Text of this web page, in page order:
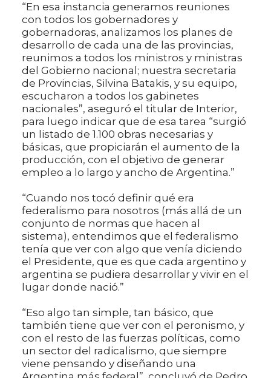
“En esa instancia generamos reuniones
con todos los gobernadores y
gobernadoras, analizamos los planes de
desarrollo de cada una de las provincias,
reunimos a todos los ministros y ministras
del Gobierno nacional; nuestra secretaria
de Provincias, Silvina Batakis, y su equipo,
escucharon a todos los gabinetes
nacionales”, aseguró el titular de Interior,
para luego indicar que de esa tarea “surgió
un listado de 1.100 obras necesarias y
básicas, que propiciarán el aumento de la
producción, con el objetivo de generar
empleo a lo largo y ancho de Argentina.”
“Cuando nos tocó definir qué era
federalismo para nosotros (más allá de un
conjunto de normas que hacen al
sistema), entendimos que el federalismo
tenía que ver con algo que venía diciendo
el Presidente, que es que cada argentino y
argentina se pudiera desarrollar y vivir en el
lugar donde nació.”
“Eso algo tan simple, tan básico, que
también tiene que ver con el peronismo, y
con el resto de las fuerzas políticas, como
un sector del radicalismo, que siempre
viene pensando y diseñando una